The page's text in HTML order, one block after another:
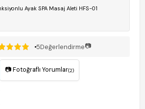
Ayak SPA Masaj Aleti HFS-01
5Değerlendirme📷
📷 Fotoğraflı Yorumlar(2)